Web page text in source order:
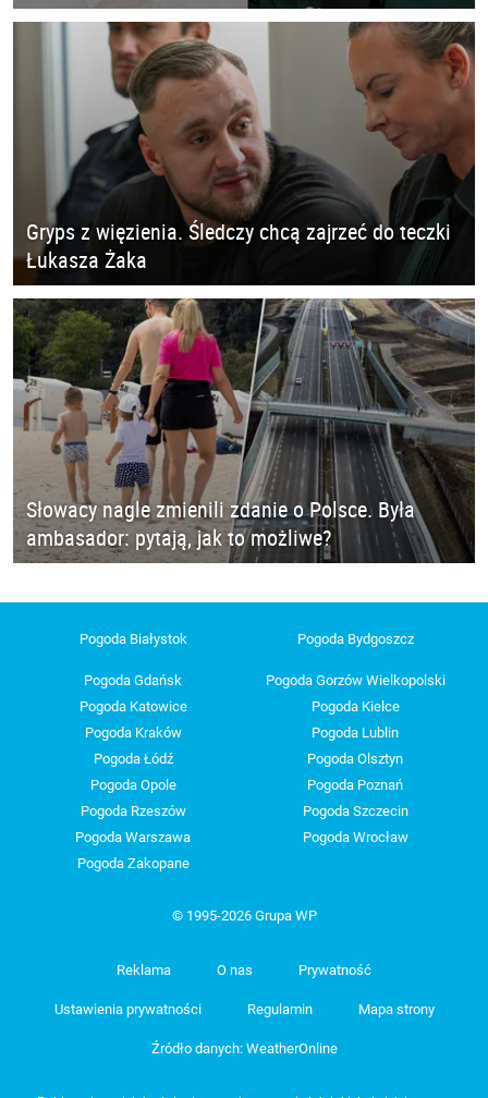
Gryps z więzienia. Śledczy chcą zajrzeć do teczki
Łukasza Żaka
Słowacy nagle zmienili zdanie o Polsce. Była
ambasador: pytają, jak to możliwe?
Pogoda Białystok Pogoda Bydgoszcz
Pogoda Gdańsk
Pogoda Gorzów Wielkopolski
Pogoda Katowice
Pogoda Kielce
Pogoda Kraków
Pogoda Lublin
Pogoda Łódź
Pogoda Olsztyn
Pogoda Opole
Pogoda Poznań
Pogoda Rzeszów
Pogoda Szczecin
Pogoda Warszawa
Pogoda Wrocław
Pogoda Zakopane
© 1995-2026 Grupa WP
Reklama O nas Prywatność
Ustawienia prywatności Regulamin Mapa strony
Źródło danych: WeatherOnline